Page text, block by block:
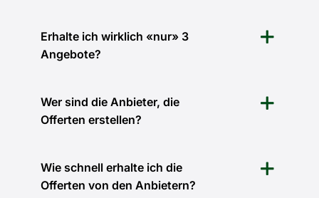
Erhalte ich wirklich «nur» 3
Angebote?
Wer sind die Anbieter, die
Offerten erstellen?
Wie schnell erhalte ich die
Offerten von den Anbietern?